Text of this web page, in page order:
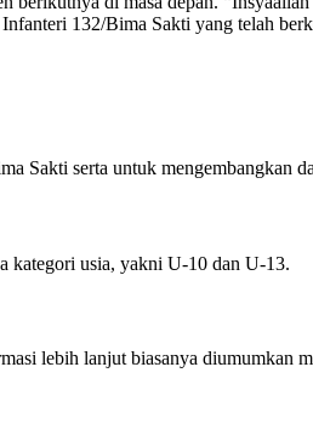
132/Bima Sakti yang telah
Sakti serta untuk mengembangkan
kategori usia, yakni U-10 dan U-13.
lebih lanjut biasanya diumumkan